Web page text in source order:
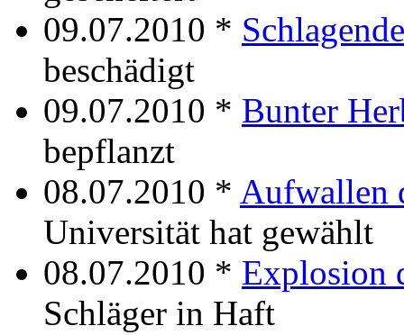
09.07.2010 *
beschädigt
09.07.2010 * Bunter
bepflanzt
08.07.2010 * Aufwallen
Universität hat gewählt
08.07.2010 * Explosion
Schläger in Haft